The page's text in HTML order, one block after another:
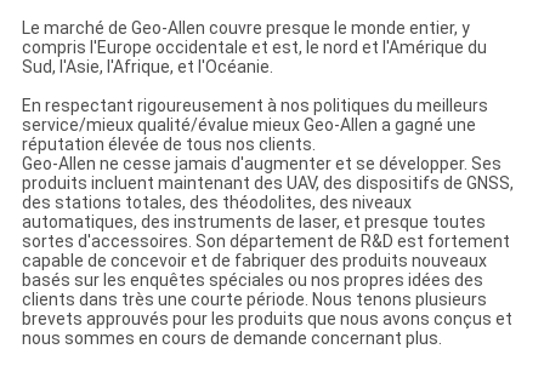
Le marché de Geo-Allen couvre presque le monde entier, y
compris l'Europe occidentale et est, le nord et l'Amérique du
Sud, l'Asie, l'Afrique, et l'Océanie.
En respectant rigoureusement à nos politiques du meilleurs
service/mieux qualité/évalue mieux Geo-Allen a gagné une
réputation élevée de tous nos clients.
Geo-Allen ne cesse jamais d'augmenter et se développer. Ses
produits incluent maintenant des UAV, des dispositifs de GNSS,
des stations totales, des théodolites, des niveaux
automatiques, des instruments de laser, et presque toutes
sortes d'accessoires. Son département de R&D est fortement
capable de concevoir et de fabriquer des produits nouveaux
basés sur les enquêtes spéciales ou nos propres idées des
clients dans très une courte période. Nous tenons plusieurs
brevets approuvés pour les produits que nous avons conçus et
nous sommes en cours de demande concernant plus.